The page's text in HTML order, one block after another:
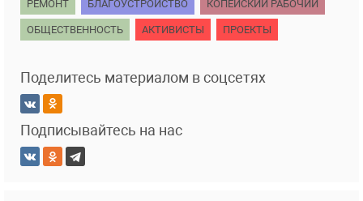
РЕМОНТ БЛАГОУСТРОЙСТВО КОПЕЙСКИЙ РАБОЧИЙ
ОБЩЕСТВЕННОСТЬ АКТИВИСТЫ ПРОЕКТЫ
Поделитесь материалом в соцсетях
Подписывайтесь на нас